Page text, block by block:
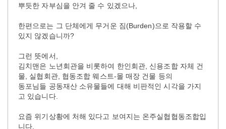
뿌듯한 자부심을 안겨 줄 수 있겠으나,
한편으로는 그 단체에게 무거운 짐(Burden)으로 작용할 수
있지 않겠습니까?
그런 뜻에서,
김치맨은 노년회관을 비롯하여 한인회관, 신용조합 자체 건
물, 실협회관, 협동조합 웨스트-몰 매장 건물 등의
동포님들 공동재산 소유물들에 대해 비판적인 시각을 가지
고 있습니다.
요즘 위기상황에 처해 있다고 보여지는 온주실협협동조합입
니다.